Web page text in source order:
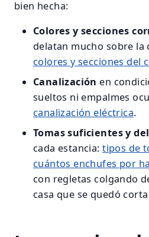
bien hecha:
Colores y secciones
delatan mucho sobre la
colores y secciones del
Canalización en
sueltos ni empalmes
canalización eléctrica.
Tomas suficientes y
cada estancia:tipos de
cuántos enchufes por
con regletas colgando
casa que se quedó